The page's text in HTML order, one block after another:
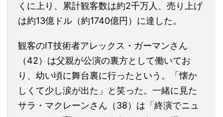
くに上り、累計観客数は約2千万人、売り上げ
は約13億ドル（約1740億円）に達した。
観客のIT技術者アレックス・ガーマンさん
（42）は父親が公演の裏方として働いてお
り、幼い頃に舞台裏に行ったという。「懐か
しくて少し涙が出た」と笑った。一緒に見た
サラ・マクレーンさん（38）は「終演でニュ